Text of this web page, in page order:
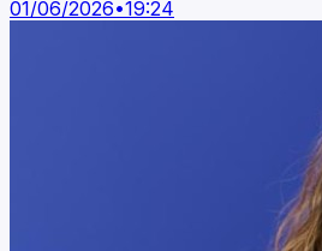
01/06/2026•19:24